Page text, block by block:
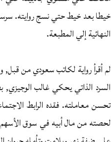
خيطا بعد خيط حتي نسج روايته.
النهائية إلي المطبعة.
لم أقرأ رواية لكاتب سعودي من قبل,
السرد الذاتي يحكي غالب
تحسن معاملته. فقده الرابط
لحصته من مال أبيه في سوق